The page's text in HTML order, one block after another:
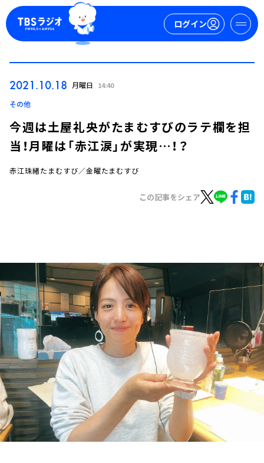
ログイン
お知らせ
イベント・グッズ
YouTube
会社情報
2021.10.18 月曜日 14:40
その他
今週は土屋礼央がたまむすびのラテ欄を担
当！月曜は「赤江涙」が実現…！？
赤江珠緒たまむすび／金曜たまむすび
この記事をシェア